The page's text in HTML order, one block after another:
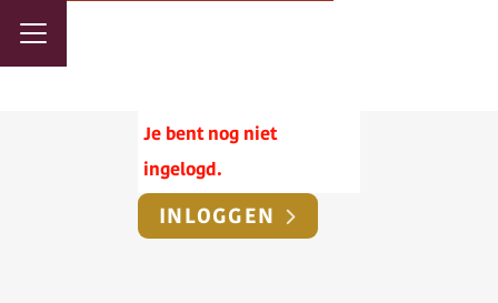
Je bent nog niet
ingelogd.
INLOGGEN